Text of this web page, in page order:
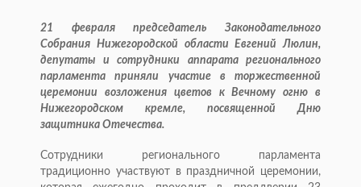
21 февраля председатель Законодательного
Собрания Нижегородской области Евгений Люлин,
депутаты и сотрудники аппарата регионального
парламента приняли участие в торжественной
церемонии возложения цветов к Вечному огню в
Нижегородском кремле, посвященной Дню
защитника Отечества.
Сотрудники регионального парламента
традиционно участвуют в праздничной церемонии,